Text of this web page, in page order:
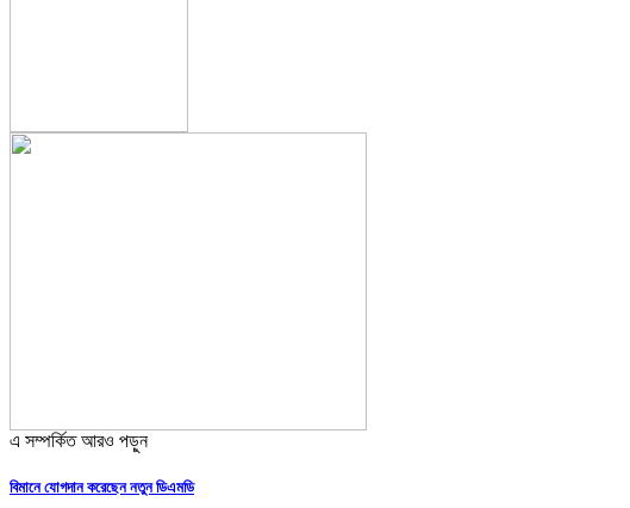
এ সম্পর্কিত আরও পড়ুন
বিমানে যোগদান করেছেন নতুন ডিএমডি